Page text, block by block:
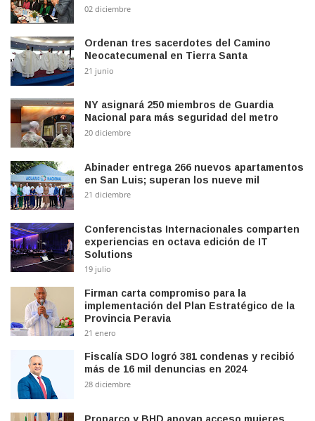
02 diciembre
Ordenan tres sacerdotes del Camino
Neocatecumenal en Tierra Santa
21 junio
NY asignará 250 miembros de Guardia
Nacional para más seguridad del metro
20 diciembre
Abinader entrega 266 nuevos apartamentos
en San Luis; superan los nueve mil
21 diciembre
Conferencistas Internacionales comparten
experiencias en octava edición de IT
Solutions
19 julio
Firman carta compromiso para la
implementación del Plan Estratégico de la
Provincia Peravia
21 enero
Fiscalía SDO logró 381 condenas y recibió
más de 16 mil denuncias en 2024
28 diciembre
Proparco y BHD apoyan acceso mujeres